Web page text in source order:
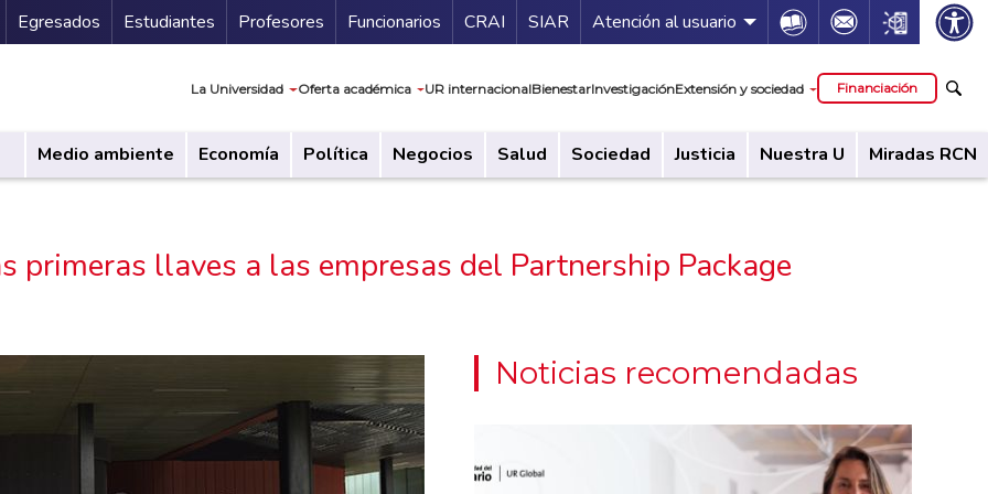
Secundario
Egresados Estudiantes Profesores Funcionarios Guía de servicios
CRAI SIAR Atención al usuario Icon Icon Icon
La Universidad Oferta académica UR internacionalBienestarInvestigaciónExtensión y sociedad Financiación
Medio ambiente Economía Política Negocios Salud Sociedad Justicia Nuestra U Miradas RCN
primeras llaves a las empresas del Partnership Package
Noticias recomendadas